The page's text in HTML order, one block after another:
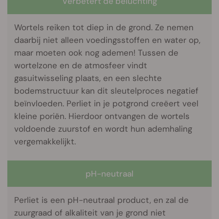
Wortels reiken tot diep in de grond. Ze nemen
daarbij niet alleen voedingsstoffen en water op,
maar moeten ook nog ademen! Tussen de
wortelzone en de atmosfeer vindt
gasuitwisseling plaats, en een slechte
bodemstructuur kan dit sleutelproces negatief
beïnvloeden. Perliet in je potgrond creëert veel
kleine poriën. Hierdoor ontvangen de wortels
voldoende zuurstof en wordt hun ademhaling
vergemakkelijkt.
pH-neutraal
Perliet is een pH-neutraal product, en zal de
zuurgraad of alkaliteit van je grond niet